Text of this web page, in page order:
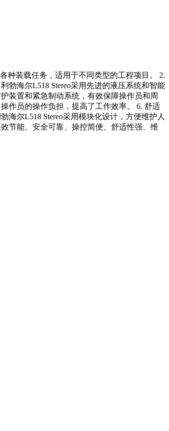
种装载任务，适用于不同类型的工程项目。 2.
勃海尔L518 Stereo采用先进的液压系统和智能
装置和紧急制动系统，有效保障操作员和周
作员的操作负担，提高了工作效率。 6. 舒适
海尔L518 Stereo采用模块化设计，方便维护人
节能、安全可靠、操控简便、舒适性强、维